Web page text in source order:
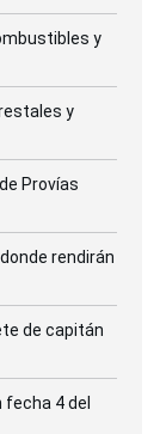
y
y
Provías
rendirán
de capitán
fecha 4 del